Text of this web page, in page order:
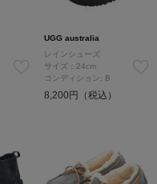
UGG australia
レインシューズ
サイズ：24cm
コンディション: B
8,200円（税込）